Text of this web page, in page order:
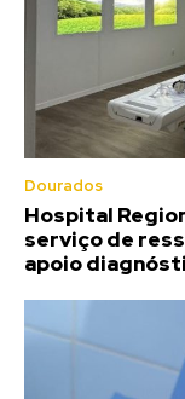
Dourados
Hospital
serviço de
apoio